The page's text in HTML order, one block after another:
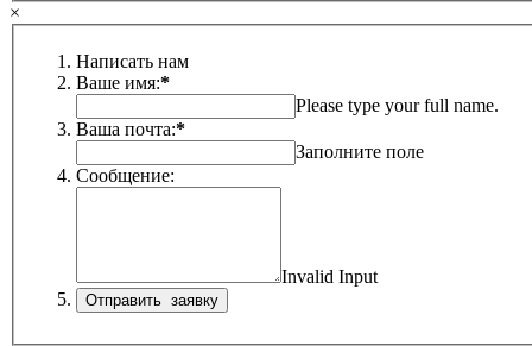
×
Написать нам
Ваше имя:*
Please type your full name.
Ваша почта:*
Заполните поле
Сообщение:
Invalid Input